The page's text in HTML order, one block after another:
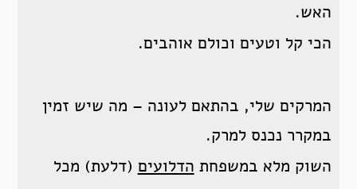
האש.
הכי קל וטעים וכולם אוהבים.
המרקים שלי, בהתאם לעונה – מה שיש זמין
במקרר נכנס למרק.
השוק מלא במשפחת הדלועים (דלעת) מכל